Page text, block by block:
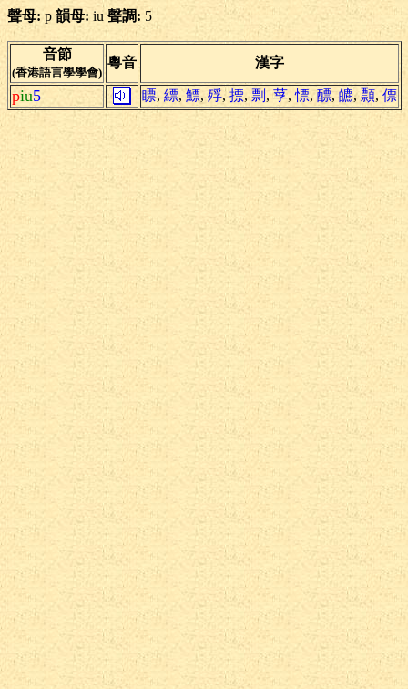
聲母: p 韻母: iu聲調: 5
音節
(香港語言學學會)
粵音 漢字
piu5 瞟, 縹, 鰾,殍,摽,剽 ,莩,慓, 醥, 皫, 顠,僄